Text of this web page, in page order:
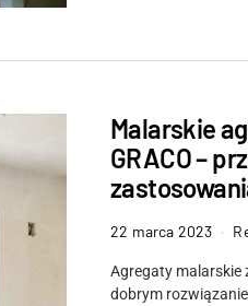
Malarskie
GRACO –
22 marca 2023
Agregaty malarskie
dobrym